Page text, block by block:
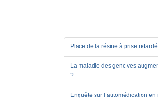
Place de la résine à prise
La maladie des gencives
?
Enquête sur l’automédication